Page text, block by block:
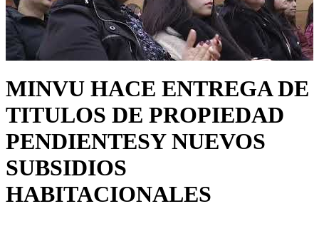
MINVU HACE ENTREGA DE
TITULOS DE PROPIEDAD
PENDIENTESY NUEVOS
SUBSIDIOS
HABITACIONALES